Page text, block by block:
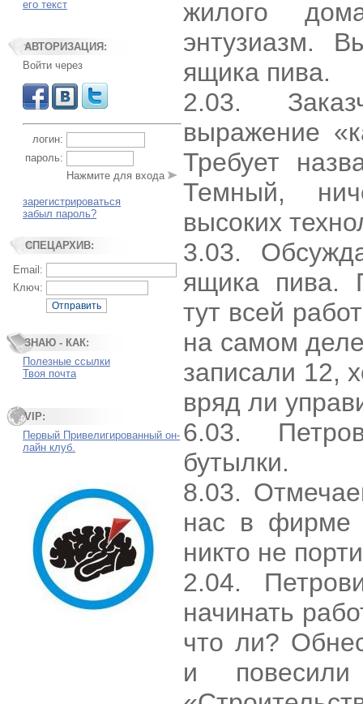
его текст
АВТОРИЗАЦИЯ:
Войти через
логин:
пароль:
Нажмите для входа
зарегистрироваться
забыл пароль?
СПЕЦАРХИВ:
Email:
Ключ:
Отправить
ЗНАЮ - КАК:
Полезные ссылки
Твоя почта
VIP:
Первый Привелигированный он-
лайн клуб.
жилого
энтузиазм.
ящика пива.
2.03.
выражение
Требует
Темный,
высоких
3.03.
ящика пива.
тут всей
на самом
записали 12,
вряд ли
6.03.
бутылки.
8.03.
нас в фирме
никто не
2.04.
начинать
что ли?
и